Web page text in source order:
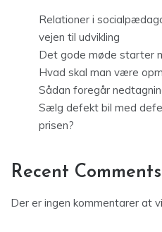
Relationer i
vejen til udvikling
Det gode møde starter
Hvad skal man være
Sådan foregår
Sælg defekt bil med
prisen?
Recent Comments
Der er ingen kommentarer at